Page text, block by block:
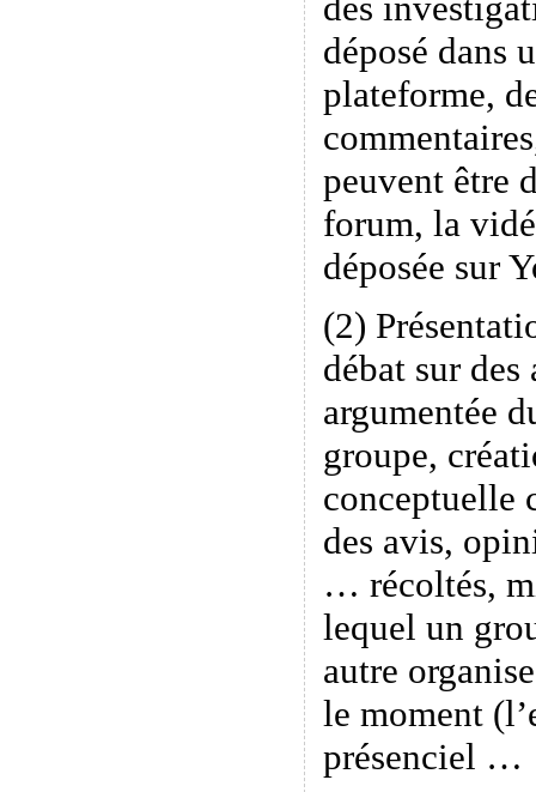
déposé dans
plateforme,
peuvent être
forum, la
déposée sur
(2)
débat sur
argumentée
groupe,
conceptuelle
des avis,
… récoltés,
lequel un
autre
le moment
présenciel …